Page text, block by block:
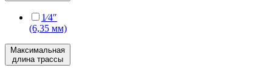
1⁄4″
(6,35 мм)
Максимальная
длина трассы